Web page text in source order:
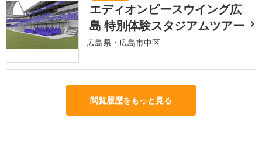
エディオンピースウイング広
島 特別体験スタジアムツアー
広島県・広島市中区
閲覧履歴をもっと見る